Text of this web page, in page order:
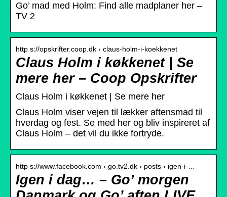
Go’ mad med Holm: Find alle madplaner her –
TV 2
http s://opskrifter.coop.dk › claus-holm-i-koekkenet
Claus Holm i køkkenet | Se
mere her – Coop Opskrifter
Claus Holm i køkkenet | Se mere her
Claus Holm viser vejen til lækker aftensmad til
hverdag og fest. Se med her og bliv inspireret af
Claus Holm – det vil du ikke fortryde.
http s://www.facebook.com › go.tv2.dk › posts › igen-i-…
Igen i dag… – Go’ morgen